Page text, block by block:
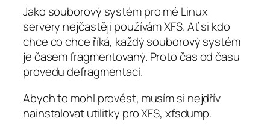
Jako souborový systém pro mé Linux
servery nejčastěji používám XFS. Ať si kdo
chce co chce říká, každý souborový systém
je časem fragmentovaný. Proto čas od času
provedu defragmentaci.
Abych to mohl provést, musím si nejdřív
nainstalovat utilitky pro XFS, xfsdump.